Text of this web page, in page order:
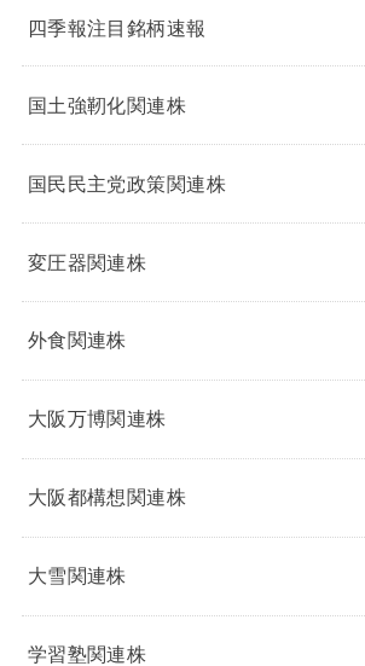
四季報注目銘柄速報
国土強靭化関連株
国民民主党政策関連株
変圧器関連株
外食関連株
大阪万博関連株
大阪都構想関連株
大雪関連株
学習塾関連株